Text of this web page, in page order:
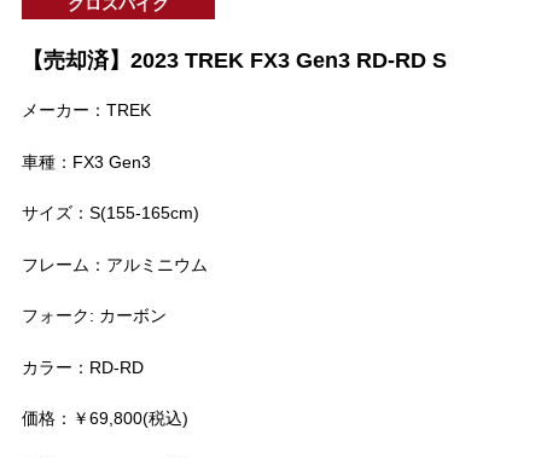
クロスバイク
【売却済】2023 TREK FX3 Gen3 RD-RD S
メーカー：TREK
車種：FX3 Gen3
サイズ：S(155-165cm)
フレーム：アルミニウム
フォーク: カーボン
カラー：RD-RD
価格：￥69,800(税込)